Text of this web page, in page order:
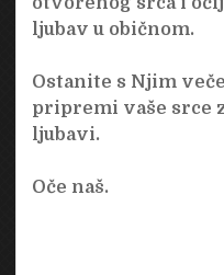
ljubav u običnom.
Ostanite s Njim
pripremi vaše srce
ljubavi.
Oče naš.